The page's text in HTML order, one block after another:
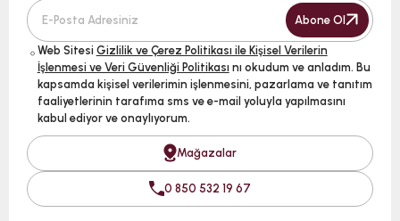
Abone Ol
Web Sitesi Gizlilik ve Çerez Politikası ile Kişisel Verilerin
İşlenmesi ve Veri Güvenliği Politikası nı okudum ve anladım. Bu
kapsamda kişisel verilerimin işlenmesini, pazarlama ve tanıtım
faaliyetlerinin tarafıma sms ve e-mail yoluyla yapılmasını
kabul ediyor ve onaylıyorum.
Mağazalar
0 850 532 19 67